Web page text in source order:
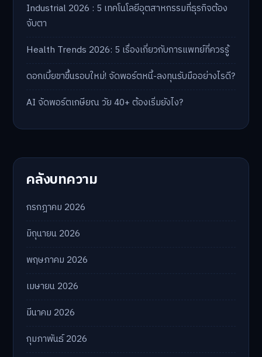
Industrial 2026 : 5 เทคโนโลยีอุตสาหกรรมที่ธุรกิจต้อง
จับตา
Health Trends 2026: 5 เรื่องเกี่ยวกับการแพทย์ที่ควรรู้
ดอกเบี้ยขาขึ้นรอบใหม่! จัดพอร์ตหนี้-ลงทุนรับมืออย่างไรดี?
AI จัดพอร์ตเกษียณ วัย 40+ ต้องเริ่มยังไง?
คลังบทความ
กรกฎาคม 2026
มิถุนายน 2026
พฤษภาคม 2026
เมษายน 2026
มีนาคม 2026
กุมภาพันธ์ 2026